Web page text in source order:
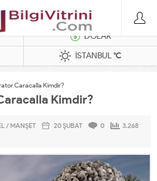
DOLAR
İSTANBUL°C
Caracalla Kimdir?
Kimdir?
/ MANŞET 20 ŞUBAT 0
3.268